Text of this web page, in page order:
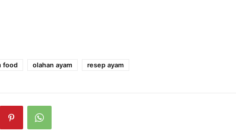
food olahan ayam resep ayam